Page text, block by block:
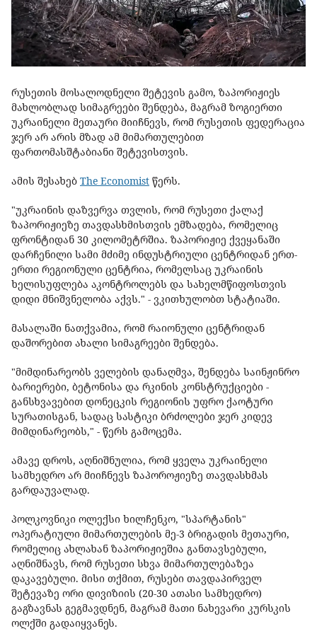
რუსეთის მოსალოდნელი შეტევის გამო, ზაპორიჟიეს
მახლობლად სიმაგრეები შენდება, მაგრამ ზოგიერთი
უკრაინელი მეთაური მიიჩნევს, რომ რუსეთის ფედერაცია
ჯერ არ არის მზად ამ მიმართულებით
ფართომასშტაბიანი შეტევისთვის.
ამის შესახებ The Economist წერს.
"უკრაინის დაზვერვა თვლის, რომ რუსეთი ქალაქ
ზაპორიჟიეზე თავდასხმისთვის ემზადება, რომელიც
ფრონტიდან 30 კილომეტრშია. ზაპორიჟიე ქვეყანაში
დარჩენილი სამი მძიმე ინდუსტრიული ცენტრიდან ერთ-
ერთი რეგიონული ცენტრია, რომელსაც უკრაინის
ხელისუფლება აკონტროლებს და სახელმწიფოსთვის
დიდი მნიშვნელობა აქვს." - ვკითხულობთ სტატიაში.
მასალაში ნათქვამია, რომ რაიონული ცენტრიდან
დაშორებით ახალი სიმაგრეები შენდება.
"მიმდინარეობს ველების დანაღმვა, შენდება საინჟინრო
ბარიერები, ბეტონისა და რკინის კონსტრუქციები -
განსხვავებით დონეცკის რეგიონის უფრო ქაოტური
სურათისგან, სადაც სასტიკი ბრძოლები ჯერ კიდევ
მიმდინარეობს," - წერს გამოცემა.
ამავე დროს, აღნიშნულია, რომ ყველა უკრაინელი
სამხედრო არ მიიჩნევს ზაპოროჟიეზე თავდასხმას
გარდაუვალად.
პოლკოვნიკი ოლექსი ხილჩენკო, "სპარტანის"
ოპერატიული მიმართულების მე-3 ბრიგადის მეთაური,
რომელიც ახლახან ზაპორიჟიეშია განთავსებული,
აღნიშნავს, რომ რუსეთი სხვა მიმართულებაზეა
დაკავებული. მისი თქმით, რუსები თავდაპირველ
შეტევაზე ორი დივიზიის (20-30 ათასი სამხედრო)
გაგზავნას გეგმავდნენ, მაგრამ მათი ნახევარი კურსკის
ოლქში გადაიყვანეს.